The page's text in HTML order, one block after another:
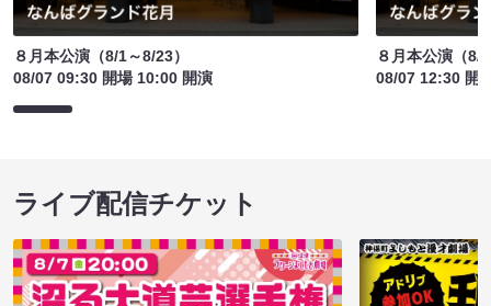
８月本公演（8/1～8/23）
08/07 09:30 開場 10:00 開演
８月本公演（8/
08/07 12:30 開
ライブ配信チケット